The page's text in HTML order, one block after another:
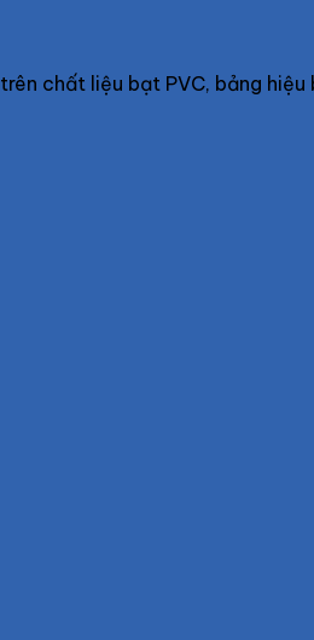
chất liệu bạt PVC, bảng